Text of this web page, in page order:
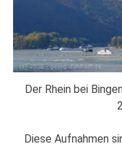
Der Rhein bei
Diese Aufnahmen